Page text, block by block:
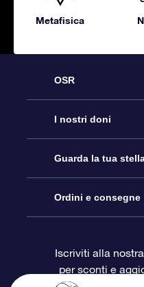
Metafisica
OSR
Assistenza
Contattaci
Blog
OSR Recensioni
I nostri doni
Online Star Gift
Pacchetto regalo
Gift Card OSR
Guarda la tua
Registro stellare
Star Page
Ordini e consegne
Informazioni di
Iscriviti alla
per sconti e